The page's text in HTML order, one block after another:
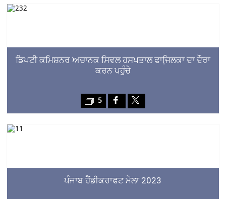
ਡਿਪਟੀ ਕਮਿਸ਼ਨਰ ਅਚਾਨਕ ਸਿਵਲ ਹਸਪਤਾਲ ਫਾਜਿ਼ਲਕਾ ਦਾ ਦੌਰਾ
ਕਰਨ ਪਹੁੰਚੇ
5
ਪੰਜਾਬ ਹੈਂਡੀਕਰਾਫਟ ਮੇਲਾ 2023